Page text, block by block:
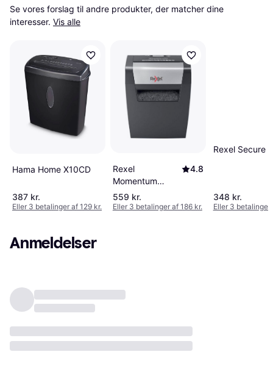
Se vores forslag til andre produkter, der matcher dine
interesser. Vis alle
Hama Home X10CD
387 kr.
Eller 3 betalinger af 129 kr.
Rexel
Momentum
X406
4.8
559 kr.
Eller 3 betalinger af 186 kr.
Rexel Secure
348 kr.
Eller 3 betalinger
Anmeldelser